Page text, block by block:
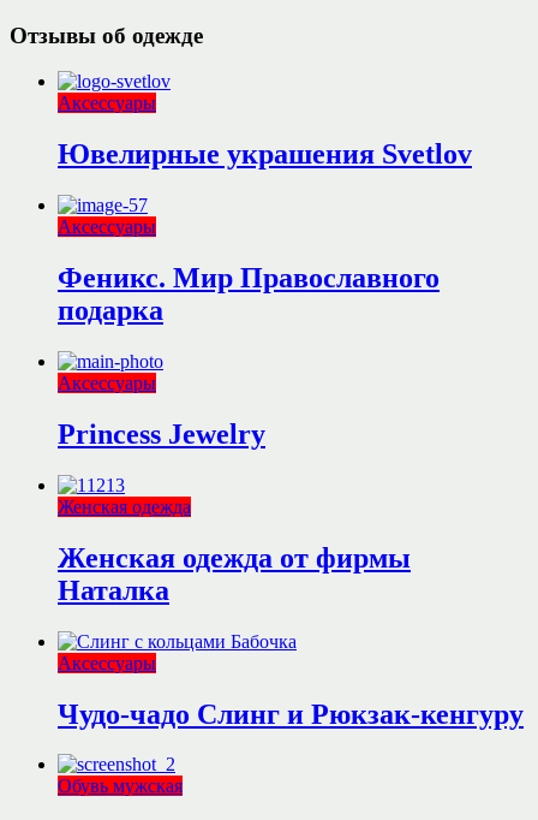
Отзывы об одежде
Аксессуары
Ювелирные украшения Svetlov
Аксессуары
Феникс. Мир Православного
подарка
Аксессуары
Princess Jewelry
Женская одежда
Женская одежда от фирмы
Наталка
Аксессуары
Чудо-чадо Слинг и Рюкзак-кенгуру
Обувь мужская